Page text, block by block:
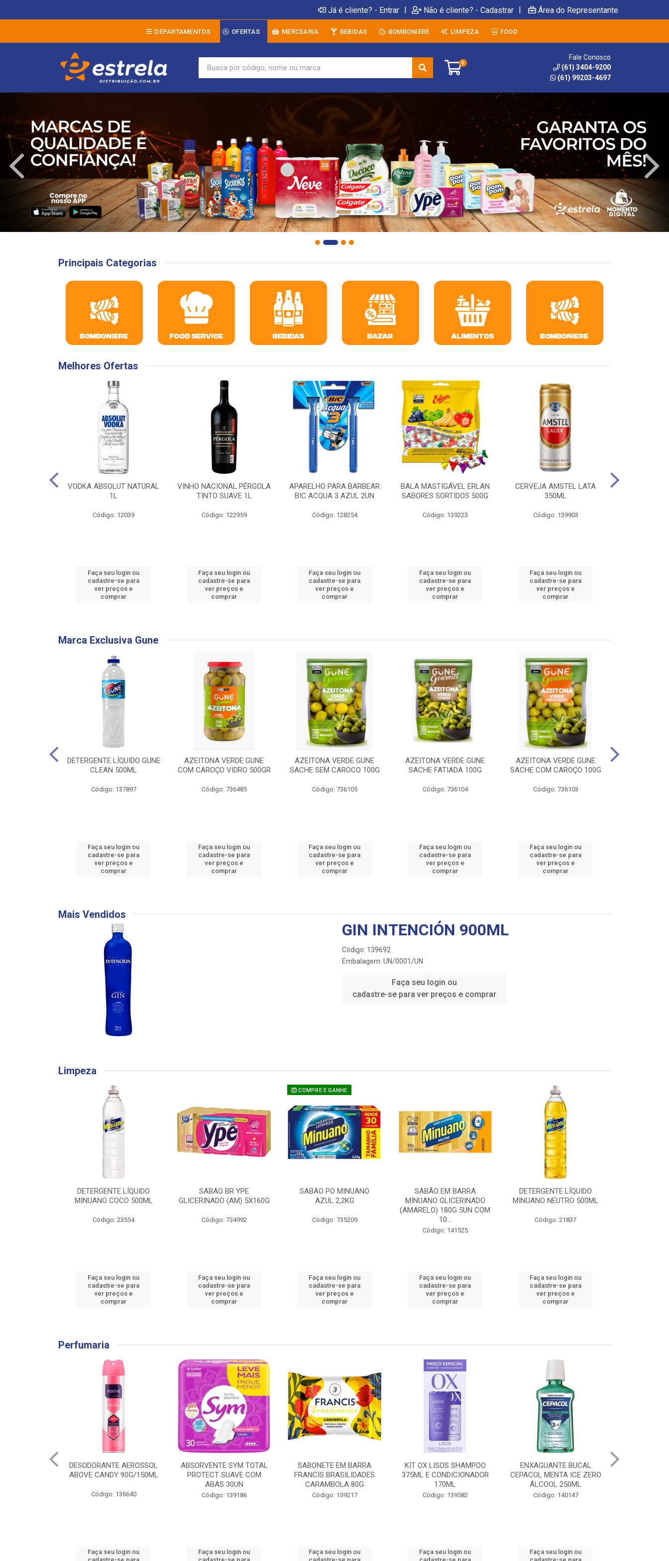
Já é cliente? - Entrar | Não é cliente? - Cadastrar | Área do Representante
DEPARTAMENTOS OFERTAS MERCEARIA BEBIDAS BOMBONIERE LIMPEZA FOOD
0
Fale Conosco
(61) 3404-9200
(61) 99203-4697
Principais Categorias
Melhores Ofertas
VODKA ABSOLUT NATURAL
1L
Código: 12039
Faça seu login ou
cadastre-se para
ver preços e
comprar
VINHO NACIONAL PÉRGOLA
TINTO SUAVE 1L
Código: 122959
Faça seu login ou
cadastre-se para
ver preços e
comprar
APARELHO PARA BARBEAR
BIC ACQUA 3 AZUL 2UN
Código: 128254
Faça seu login ou
cadastre-se para
ver preços e
comprar
BALA MASTIGÁVEL ERLAN
SABORES SORTIDOS 500G
Código: 139223
Faça seu login ou
cadastre-se para
ver preços e
comprar
CERVEJA AMSTEL LATA
350ML
Código: 139903
Faça seu login ou
cadastre-se para
ver preços e
comprar
Marca Exclusiva Gune
DETERGENTE LÍQUIDO GUNE
CLEAN 500ML
Código: 137897
Faça seu login ou
cadastre-se para
ver preços e
comprar
AZEITONA VERDE GUNE
COM CAROÇO VIDRO 500GR
Código: 736485
Faça seu login ou
cadastre-se para
ver preços e
comprar
AZEITONA VERDE GUNE
SACHE SEM CAROCO 100G
Código: 736105
Faça seu login ou
cadastre-se para
ver preços e
comprar
AZEITONA VERDE GUNE
SACHE FATIADA 100G
Código: 736104
Faça seu login ou
cadastre-se para
ver preços e
comprar
AZEITONA VERDE GUNE
SACHE COM CAROÇO 100G
Código: 736103
Faça seu login ou
cadastre-se para
ver preços e
comprar
Mais Vendidos
GIN INTENCIÓN 900ML
Código: 139692
Embalagem: UN/0001/UN
Faça seu login ou
cadastre-se para ver preços e comprar
Limpeza
SABAO BR YPE
GLICERINADO (AM) 5X160G
Código: 734992
Faça seu login ou
cadastre-se para
ver preços e
comprar
SABAO PO MINUANO
AZUL 2,2KG
Código: 735209
Faça seu login ou
cadastre-se para
ver preços e
comprar
SABÃO EM BARRA
MINUANO GLICERINADO
10...
Faça seu login ou
cadastre-se para
ver preços e
comprar
DETERGENTE LÍQUIDO
MINUANO NEUTRO 500ML
Código: 21837
Faça seu login ou
cadastre-se para
ver preços e
comprar
DETERGENTE LÍQUIDO
MINUANO COCO 500ML
Código: 23554
Faça seu login ou
cadastre-se para
ver preços e
comprar
Perfumaria
ABSORVENTE SYM TOTAL
PROTECT SUAVE COM
Código: 139186
Faça seu login ou
SABONETE EM BARRA
FRANCIS BRASILIDADES
CARAMBOLA 80G
Código: 139217
Faça seu login ou
KIT OX LISOS SHAMPOO
375ML E CONDICIONADOR
170ML
Código: 139582
Faça seu login ou
ENXAGUANTE BUCAL
CEPACOL MENTA ICE ZERO
ÁLCOOL 250ML
Código: 140147
Faça seu login ou
ÓLEO CAPILAR OX NUTRE
120ML
Código: 141165
Faça seu login ou